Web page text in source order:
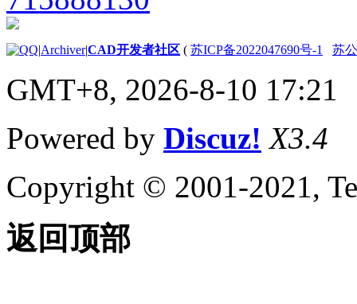
|Archiver|CAD开发者社区 ( 苏ICP备2022047690号-1 苏
GMT+8, 2026-8-10 17:21
Powered by Discuz! X3.4
Copyright © 2001-2021,
返回顶部